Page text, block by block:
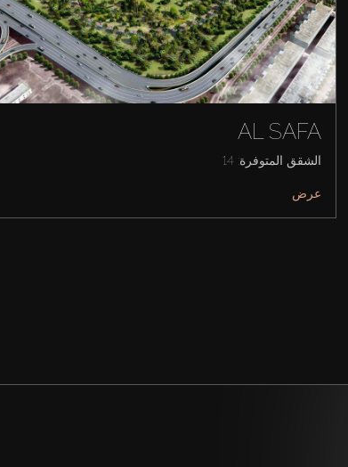
AL SAFA
الشقق المتوفرة: 14
عرض